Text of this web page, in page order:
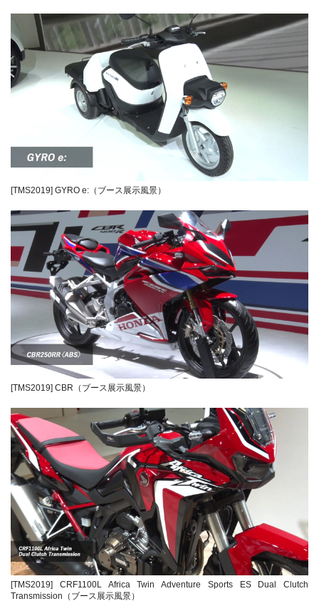
[TMS2019] GYRO e:（ブース展示風景）
[TMS2019] CBR（ブース展示風景）
[TMS2019] CRF1100L Africa Twin Adventure Sports ES Dual Clutch
Transmission（ブース展示風景）